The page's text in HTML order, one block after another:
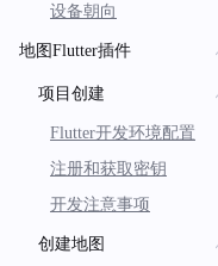
设备朝向
地图Flutter插件
项目创建
Flutter开发环境配置
注册和获取密钥
开发注意事项
创建地图